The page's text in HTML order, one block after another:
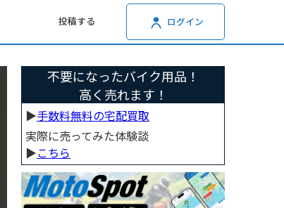
投稿する ログイン
不要になったバイク用品！
高く売れます！
▶︎手数料無料の宅配買取
実際に売ってみた体験談
▶︎こちら